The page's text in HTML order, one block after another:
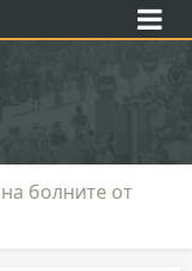
болните от